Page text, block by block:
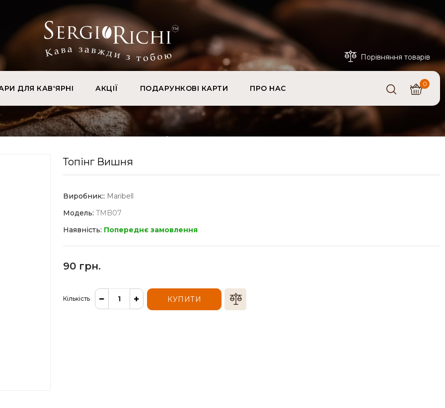
Порівняння товарів
0
ДЛЯ КАВ'ЯРНІ АКЦІЇ ПОДАРУНКОВІ КАРТИ ПРО НАС
Топінг Вишня
Виробник:: Maribell
Модель: TMB07
Наявність: Попереднє замовлення
90 грн.
Кількість КУПИТИ